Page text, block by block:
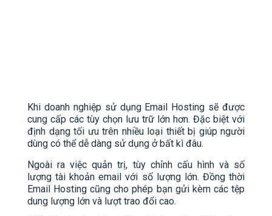
Khi doanh nghiệp sử dụng Email Hosting sẽ được
cung cấp các tùy chọn lưu trữ lớn hơn. Đặc biệt với
định dạng tối ưu trên nhiều loại thiết bị giúp người
dùng có thể dễ dàng sử dụng ở bất kì đâu.
Ngoài ra việc quản trị, tùy chỉnh cấu hình và số
lượng tài khoản email với số lượng lớn. Đồng thời
Email Hosting cũng cho phép bạn gửi kèm các tệp
dung lượng lớn và lượt trao đổi cao.